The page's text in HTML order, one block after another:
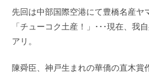
先回は中部国際空港にて豊橋名産ヤ
「チューコク土産！」･･･現在、我
アリ。
陳舜臣、神戸生まれの華僑の直木賞